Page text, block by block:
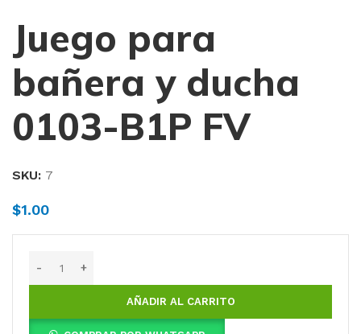
Juego para
bañera y ducha
0103-B1P FV
SKU: 7
$1.00
AÑADIR AL CARRITO